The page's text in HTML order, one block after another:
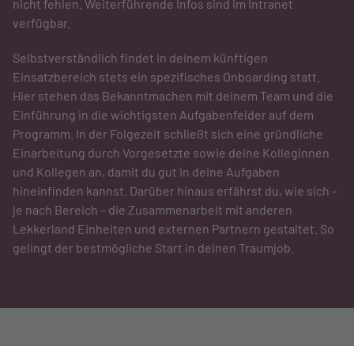
nicht fehlen. Weiterführende Infos sind im Intranet
verfügbar.
Selbstverständlich findet in deinem künftigen
Einsatzbereich stets ein spezifisches Onboarding statt.
Hier stehen das Bekanntmachen mit deinem Team und die
Einführung in die wichtigsten Aufgabenfelder auf dem
Programm. In der Folgezeit schließt sich eine gründliche
Einarbeitung durch Vorgesetzte sowie deine Kolleginnen
und Kollegen an, damit du gut in deine Aufgaben
hineinfinden kannst. Darüber hinaus erfährst du, wie sich –
je nach Bereich – die Zusammenarbeit mit anderen
Lekkerland Einheiten und externen Partnern gestaltet. So
gelingt der bestmögliche Start in deinen Traumjob.